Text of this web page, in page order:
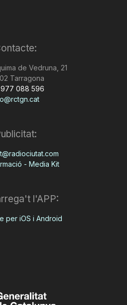
de Vedruna, 21
Tarragona
977 088 596
- Media Kit
l'APP:
per iOS i Android